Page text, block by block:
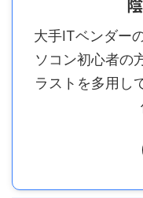
大手ITベンダー
ソコン初心者の
ラストを多用し